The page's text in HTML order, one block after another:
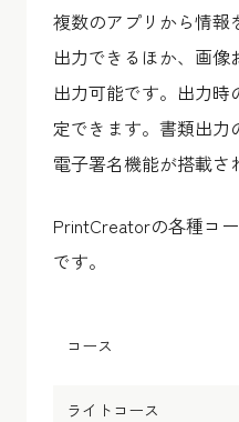
複数のアプリから情報
出力できるほか、画像
出力可能です。出力
定できます。書類出力
電子署名機能が搭載さ
PrintCreatorの各種コ
です。
コース
ライトコース